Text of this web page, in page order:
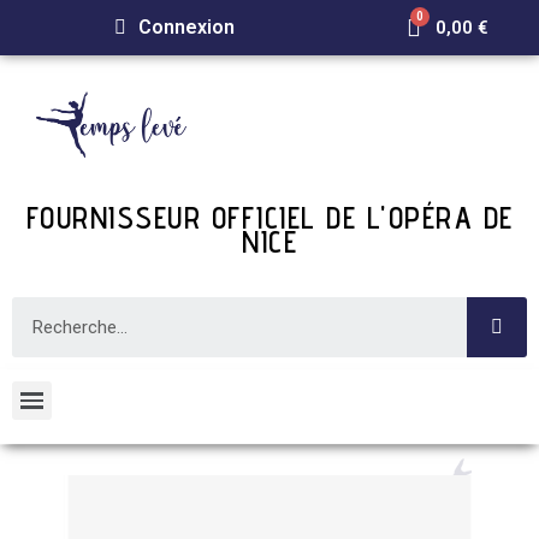
Connexion 0,00 €
FOURNISSEUR OFFICIEL DE L'OPÉRA DE
NICE